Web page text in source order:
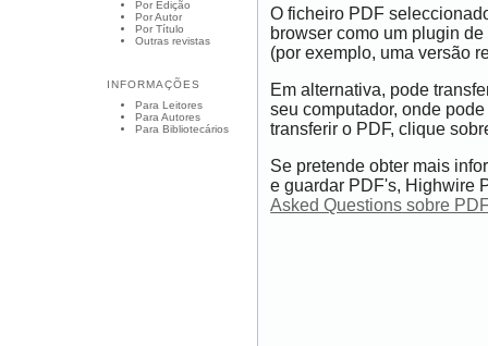
Por Edição
Por Autor
Por Título
Outras revistas
INFORMAÇÕES
Para Leitores
Para Autores
Para Bibliotecários
O ficheiro PDF
browser como um plugin
(por exemplo, uma versão
Em alternativa, pode
seu computador, onde
transferir o PDF, clique
Se pretende obter mais
e guardar PDF's, Highwire
Asked Questions sobre